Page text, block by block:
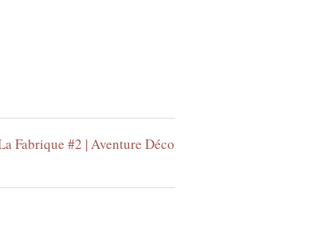
Fabrique #2 | Aventure Déco